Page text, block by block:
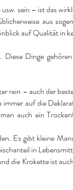
sein – ist das
aus
auf Qualität in
Dinge
rein – auch der
auf die
auch ein
Es gibt kleine
in
die Krokette ist